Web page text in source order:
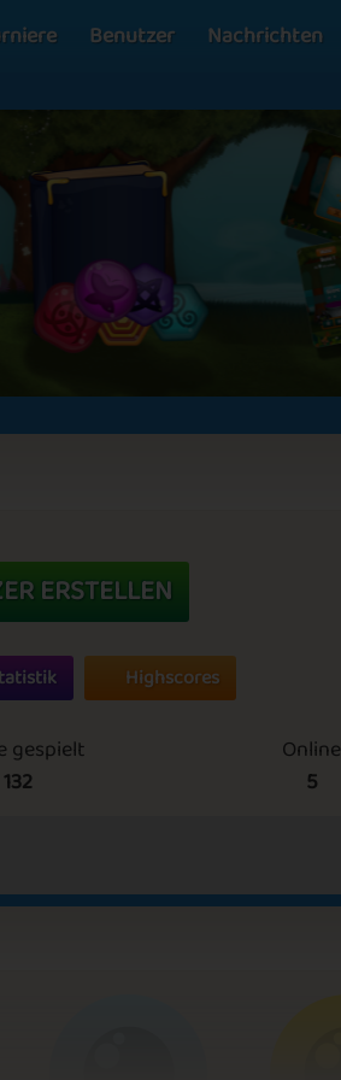
Benutzer Nachrichten
ERSTELLEN
Highscores
gespielt
132
Online
5